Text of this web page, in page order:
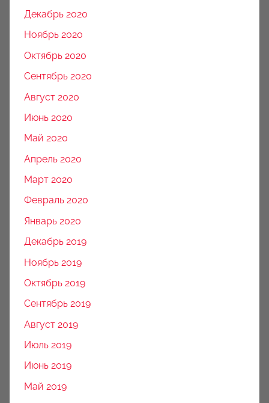
Декабрь 2020
Ноябрь 2020
Октябрь 2020
Сентябрь 2020
Август 2020
Июнь 2020
Май 2020
Апрель 2020
Март 2020
Февраль 2020
Январь 2020
Декабрь 2019
Ноябрь 2019
Октябрь 2019
Сентябрь 2019
Август 2019
Июль 2019
Июнь 2019
Май 2019